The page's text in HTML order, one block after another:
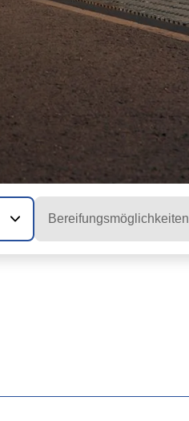
Bereifungsmöglichkeiten